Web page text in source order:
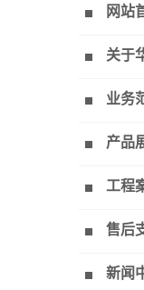
网站
关于
业务
产品
工程
售后
新闻